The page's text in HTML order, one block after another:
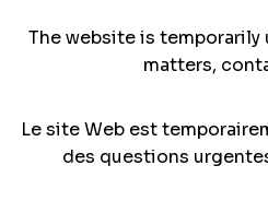
The website is
matters,
Le site Web est
des questions